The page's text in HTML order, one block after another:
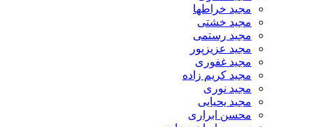
مجید خراطها
مجید خشتی
مجید رستمی
مجید عزیزپور
مجید غفوری
مجید کریم زاده
مجید نوری
مجید یحیایی
محسن ابراری